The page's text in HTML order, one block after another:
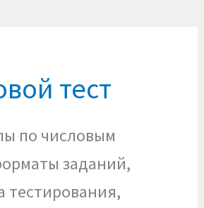
тест
по числовым
заданий,
тестирования,